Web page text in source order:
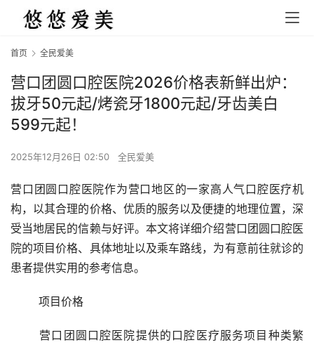
首页 全民爱美
营口团圆口腔医院2026价格表新鲜出炉：
拔牙50元起/烤瓷牙1800元起/牙齿美白
599元起！
2025年12月26日 02:50 全民爱美
营口团圆口腔医院作为营口地区的一家高人气口腔医疗机
构，以其合理的价格、优质的服务以及便捷的地理位置，深
受当地居民的信赖与好评。本文将详细介绍营口团圆口腔医
院的项目价格、具体地址以及乘车路线，为有意前往就诊的
患者提供实用的参考信息。
	项目价格